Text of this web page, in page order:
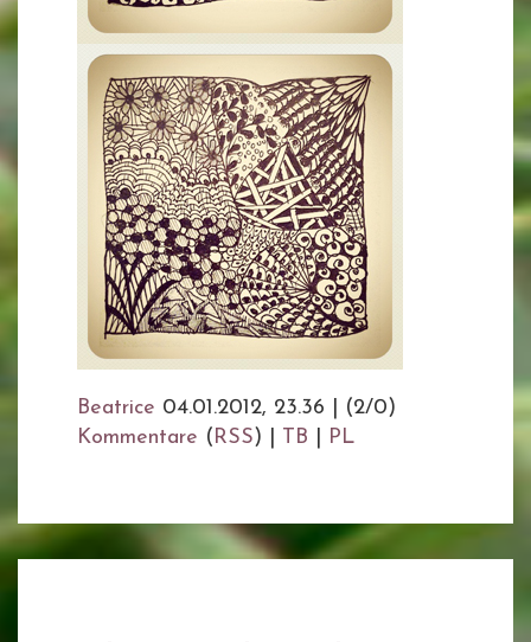
Beatrice 04.01.2012, 23.36
(2/0)
Kommentare (RSS) | TB PL